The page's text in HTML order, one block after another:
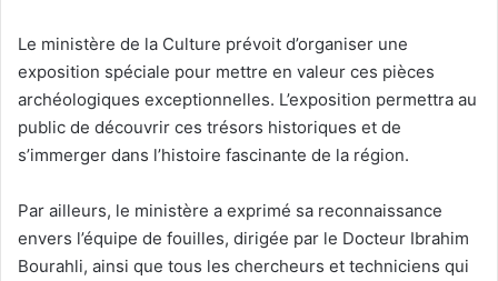
Le ministère de la Culture prévoit d’organiser une
exposition spéciale pour mettre en valeur ces pièces
archéologiques exceptionnelles. L’exposition permettra au
public de découvrir ces trésors historiques et de
s’immerger dans l’histoire fascinante de la région.
Par ailleurs, le ministère a exprimé sa reconnaissance
envers l’équipe de fouilles, dirigée par le Docteur Ibrahim
Bourahli, ainsi que tous les chercheurs et techniciens qui